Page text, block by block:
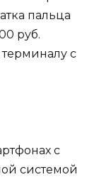
пальца
руб.
с
с
системой